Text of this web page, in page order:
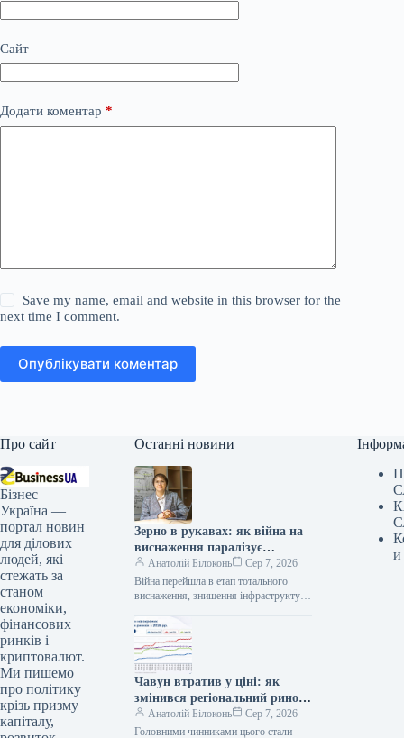
Сайт
Додати коментар *
Save my name, email and website in this browser for the
next time I comment.
Опублікувати коментар
Про сайт
Бізнес
Україна —
портал новин
для ділових
людей, які
стежать за
станом
економіки,
фінансових
ринків і
криптовалют.
Ми пишемо
про політику
крізь призму
капіталу,
Останні новини
Зерно в рукавах: як війна на
виснаження паралізує
українські порти
Анатолій Білоконь
Сер 7, 2026
Війна перейшла в етап тотального
виснаження, знищення інфраструктури
як росіяни в Україні, так і ми…
Чавун втратив у ціні: як
змінився регіональний ринок
у липні
Анатолій Білоконь
Сер 7, 2026
Головними чинниками цього стали
и